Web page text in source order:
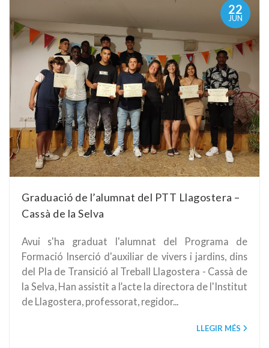
22
JUN
Graduació de l’alumnat del PTT Llagostera –
Cassà de la Selva
Avui s'ha graduat l'alumnat del Programa de
Formació Inserció d'auxiliar de vivers i jardins, dins
del Pla de Transició al Treball Llagostera - Cassà de
la Selva, Han assistit a l’acte la directora de l'Institut
de Llagostera, professorat, regidor...
LLEGIR MÉS